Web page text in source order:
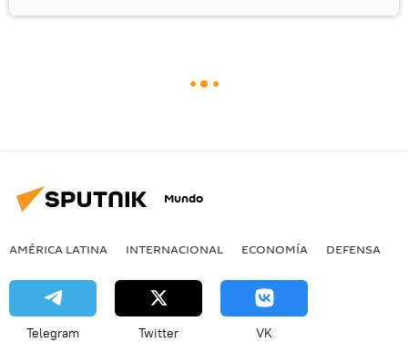
Mundo
AMÉRICA LATINA INTERNACIONAL ECONOMÍA DEFENSA
Telegram Twitter VK